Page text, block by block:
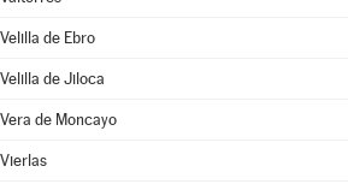
Velilla de Ebro
Velilla de Jiloca
Vera de Moncayo
Vierlas